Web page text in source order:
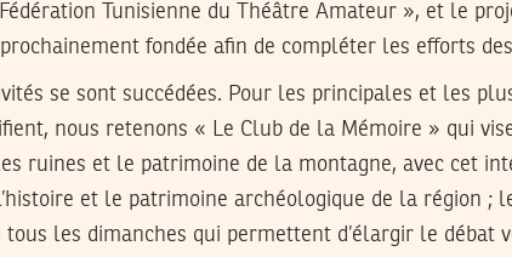
Tunisienne du Théâtre Amateur », et le
fondée afin de compléter les efforts
se sont succédées. Pour les principales et les
nous retenons « Le Club de la Mémoire » qui
ruines et le patrimoine de la montagne, avec cet
et le patrimoine archéologique de la région ;
tous les dimanches qui permettent d’élargir le débat